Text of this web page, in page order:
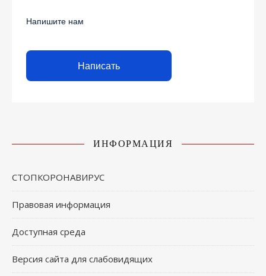
Напишите нам
Написать
ИНФОРМАЦИЯ
СТОПКОРОНАВИРУС
Правовая информация
Доступная среда
Версия сайта для слабовидящих